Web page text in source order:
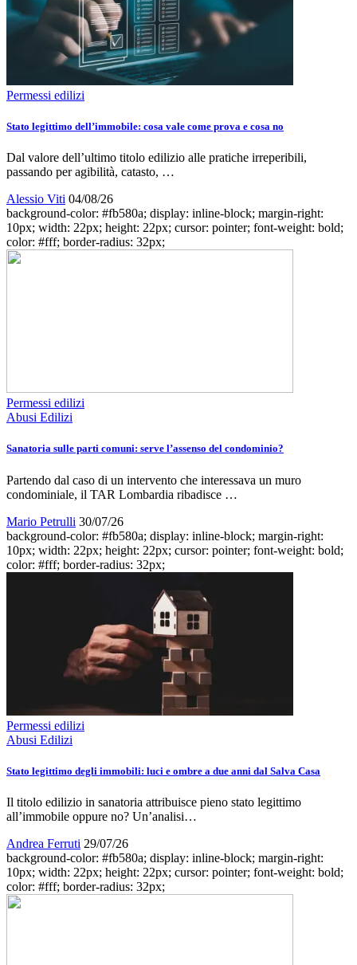
Permessi edilizi
Stato legittimo dell’immobile: cosa vale come prova e cosa no
Dal valore dell’ultimo titolo edilizio alle pratiche irreperibili,
passando per agibilità, catasto, …
Alessio Viti 04/08/26
background-color: #fb580a; display: inline-block; margin-right:
10px; width: 22px; height: 22px; cursor: pointer; font-weight: bold;
color: #fff; border-radius: 32px;
Permessi edilizi
Abusi Edilizi
Sanatoria sulle parti comuni: serve l’assenso del condominio?
Partendo dal caso di un intervento che interessava un muro
condominiale, il TAR Lombardia ribadisce …
Mario Petrulli 30/07/26
background-color: #fb580a; display: inline-block; margin-right:
10px; width: 22px; height: 22px; cursor: pointer; font-weight: bold;
color: #fff; border-radius: 32px;
Permessi edilizi
Abusi Edilizi
Stato legittimo degli immobili: luci e ombre a due anni dal Salva Casa
Il titolo edilizio in sanatoria attribuisce pieno stato legittimo
all’immobile oppure no? Un’analisi…
Andrea Ferruti 29/07/26
background-color: #fb580a; display: inline-block; margin-right:
10px; width: 22px; height: 22px; cursor: pointer; font-weight: bold;
color: #fff; border-radius: 32px;